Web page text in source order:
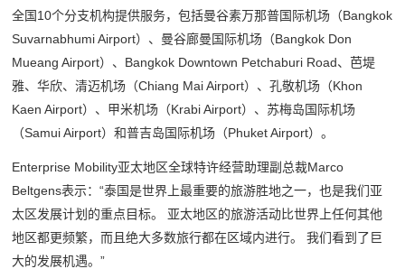
全国10个分支机构提供服务，包括曼谷素万那普国际机场（Bangkok
Suvarnabhumi Airport）、曼谷廊曼国际机场（Bangkok Don
Mueang Airport）、Bangkok Downtown Petchaburi Road、芭堤
雅、华欣、清迈机场（Chiang Mai Airport）、孔敬机场（Khon
Kaen Airport）、甲米机场（Krabi Airport）、苏梅岛国际机场
（Samui Airport）和普吉岛国际机场（Phuket Airport）。
Enterprise Mobility亚太地区全球特许经营助理副总裁Marco
Beltgens表示：“泰国是世界上最重要的旅游胜地之一，也是我们亚
太区发展计划的重点目标。 亚太地区的旅游活动比世界上任何其他
地区都更频繁，而且绝大多数旅行都在区域内进行。 我们看到了巨
大的发展机遇。”